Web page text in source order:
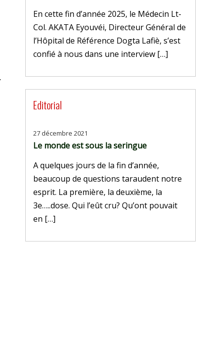
En cette fin d’année 2025, le Médecin Lt-
Col. AKATA Eyouvéi, Directeur Général de
l’Hôpital de Référence Dogta Lafiè, s’est
confié à nous dans une interview […]
Editorial
27 décembre 2021
Le monde est sous la seringue
A quelques jours de la fin d’année,
beaucoup de questions taraudent notre
esprit. La première, la deuxième, la
3e…..dose. Qui l’eût cru? Qu’ont pouvait
en […]